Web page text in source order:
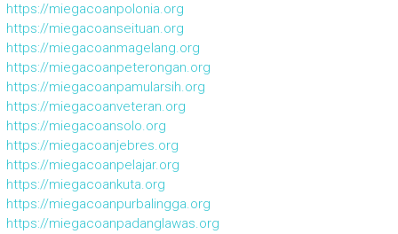
https://miegacoanpolonia.org
https://miegacoanseituan.org
https://miegacoanmagelang.org
https://miegacoanpeterongan.org
https://miegacoanpamularsih.org
https://miegacoanveteran.org
https://miegacoansolo.org
https://miegacoanjebres.org
https://miegacoanpelajar.org
https://miegacoankuta.org
https://miegacoanpurbalingga.org
https://miegacoanpadanglawas.org